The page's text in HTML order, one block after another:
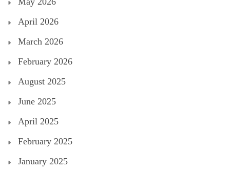
April 2026
March 2026
February 2026
August 2025
June 2025
April 2025
February 2025
January 2025